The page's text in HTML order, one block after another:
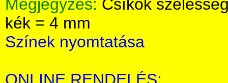
Megjegyzés: Csíkok
kék = 4 mm
Színek nyomtatása